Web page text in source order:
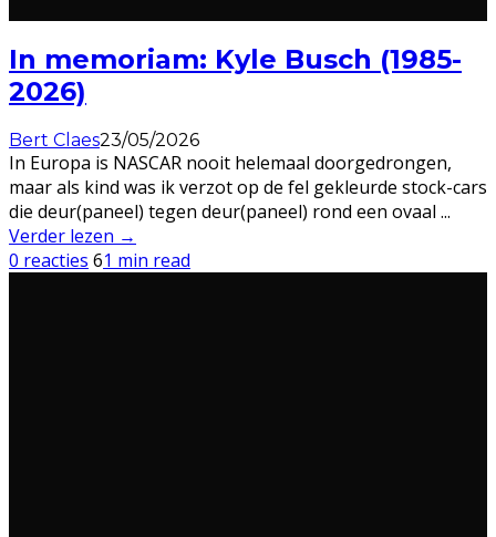
In memoriam: Kyle Busch (1985-
2026)
Bert Claes23/05/2026
In Europa is NASCAR nooit helemaal doorgedrongen,
maar als kind was ik verzot op de fel gekleurde stock-cars
die deur(paneel) tegen deur(paneel) rond een ovaal ...
Verder lezen →
0 reacties 61 min read